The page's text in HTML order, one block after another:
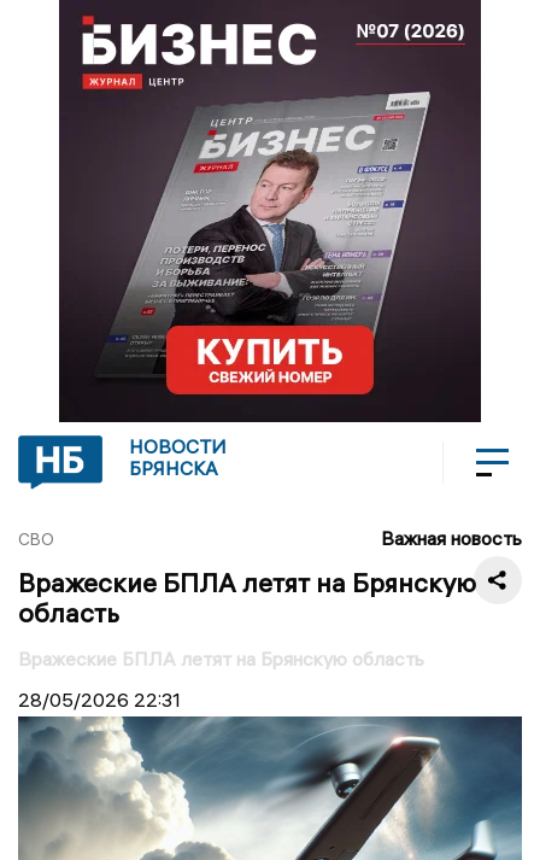
НОВОСТИ
БРЯНСКА
СВО Важная новость
Вражеские БПЛА летят на Брянскую
область
Вражеские БПЛА летят на Брянскую область
28/05/2026 22:31